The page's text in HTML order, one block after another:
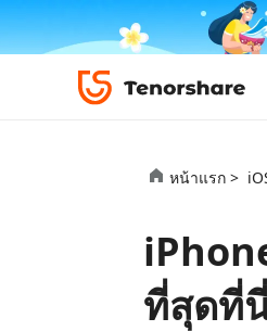
ReiBoot
ReiBoot - ซ่อมแซมร
ReiBoot - ซ่อมแซม
ซ่อมแซมระบบ Android ง่า
เครื่องมือโอนย้าย
ย้าย LINE ระหว่าง
เครื่องมือกู้คืนข้อมูล
Desktop
เปลี่ยนตำแหน่งโดยไม่ต้อ
4MeKey- iPhone
ปลดล็อค iCloud
Desktop
แก้ไขและปรับปรุง PDF
PDNob - PDF
แก้ไขและจัดการ PDF ด้ว
หมวดหมู่โซลูชัน
iPhone MDM Bypass
Android Data
ดาวน์เกรด iOS
หน้าแรก >
ที่สุดที่